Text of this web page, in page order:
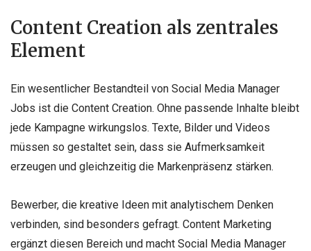
Content Creation als zentrales
Element
Ein wesentlicher Bestandteil von Social Media Manager
Jobs ist die Content Creation. Ohne passende Inhalte bleibt
jede Kampagne wirkungslos. Texte, Bilder und Videos
müssen so gestaltet sein, dass sie Aufmerksamkeit
erzeugen und gleichzeitig die Markenpräsenz stärken.
Bewerber, die kreative Ideen mit analytischem Denken
verbinden, sind besonders gefragt. Content Marketing
ergänzt diesen Bereich und macht Social Media Manager